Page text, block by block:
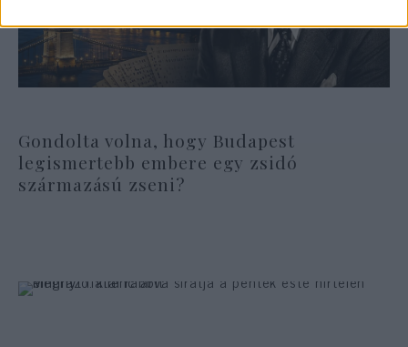
Gondolta volna, hogy Budapest
legismertebb embere egy zsidó
származású zseni?